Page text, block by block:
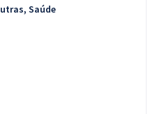
Saúde